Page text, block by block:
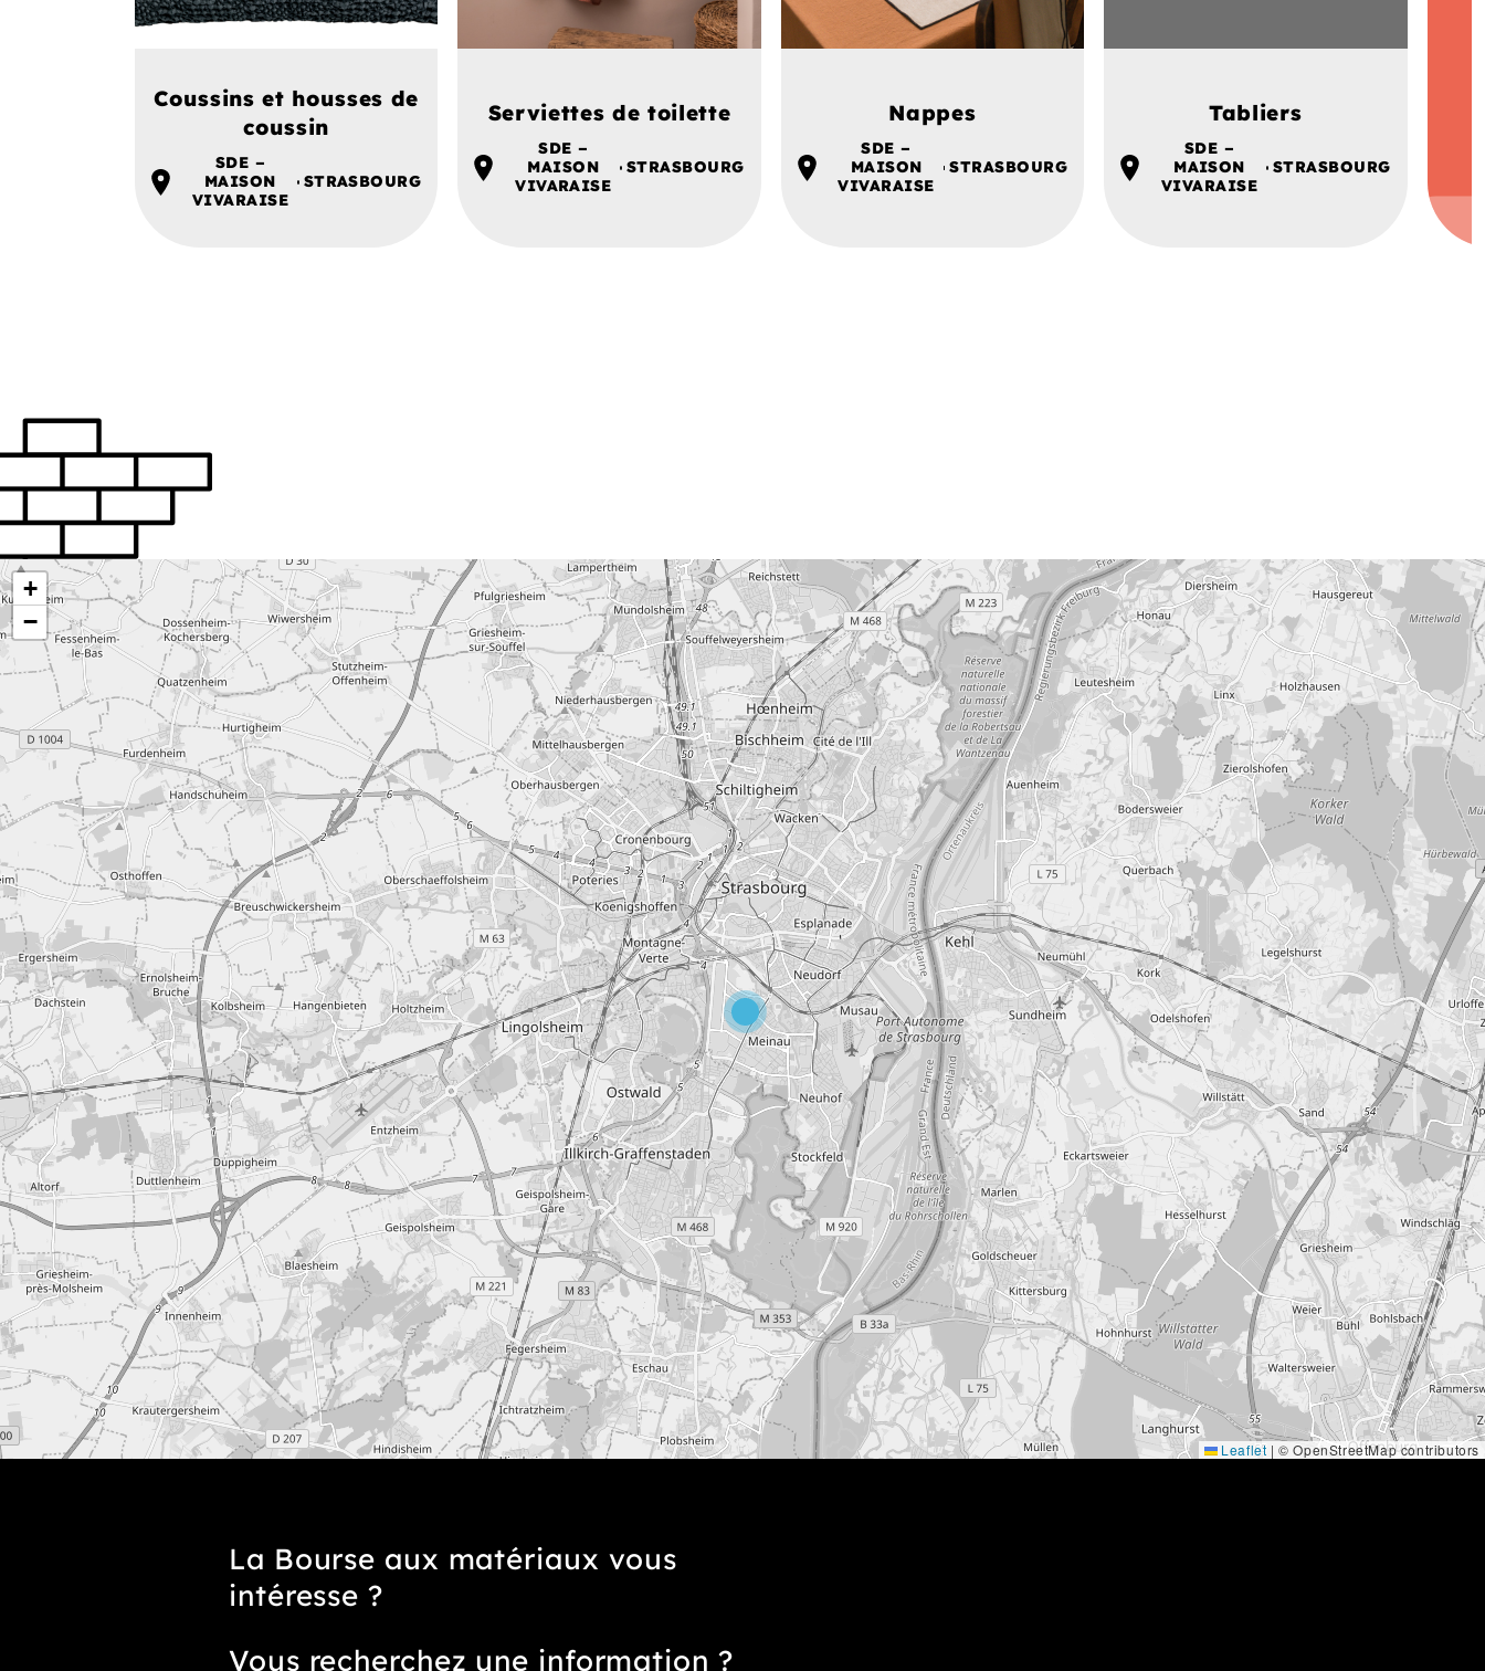
Coussins et housses de
coussin
SDE –
MAISON
VIVARAISE
STRASBOURG
Serviettes de toilette
SDE –
MAISON
VIVARAISE
STRASBOURG
Nappes
SDE –
MAISON
VIVARAISE
STRASBOURG
Tabliers
SDE –
MAISON
VIVARAISE
STRASBOURG
+
−
Leaflet | © OpenStreetMap contributors
La Bourse aux matériaux vous
intéresse ?
Vous recherchez une information ?